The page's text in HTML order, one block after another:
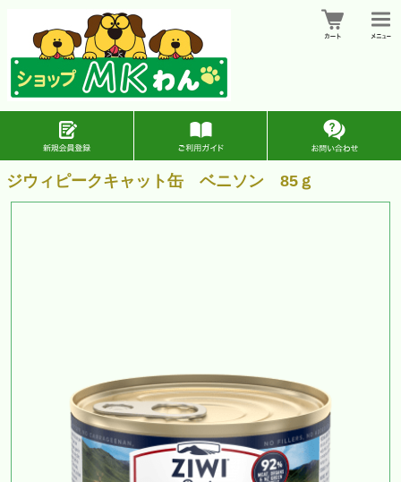
ジウィピークキャット缶 ベニソン 85ｇ